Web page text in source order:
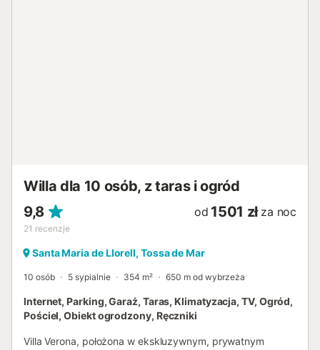
Willa dla 10 osób, z taras i ogród
9,8
21 recenzje
od 1501 zł za noc
Santa Maria de Llorell, Tossa de Mar
10 osób 5 sypialnie 354 m² 650 m od wybrzeża
Internet, Parking, Garaż, Taras, Klimatyzacja, TV, Ogród,
Pościel, Obiekt ogrodzony, Ręczniki
Villa Verona, położona w ekskluzywnym, prywatnym